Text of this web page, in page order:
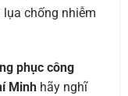
lụa chống nhiễm
phục công
Minhhãy nghĩ